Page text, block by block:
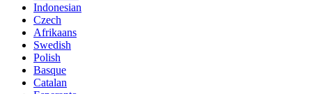
Indonesian
Czech
Afrikaans
Swedish
Polish
Basque
Catalan